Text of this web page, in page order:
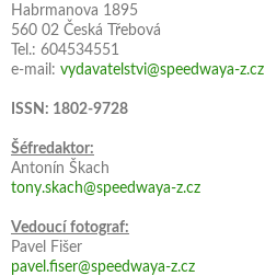
Habrmanova 1895
560 02 Česká Třebová
Tel.: 604534551
e-mail: vydavatelstvi@speedwaya-z.cz
ISSN: 1802-9728
Šéfredaktor:
Antonín Škach
tony.skach@speedwaya-z.cz
Vedoucí fotograf:
Pavel Fišer
pavel.fiser@speedwaya-z.cz